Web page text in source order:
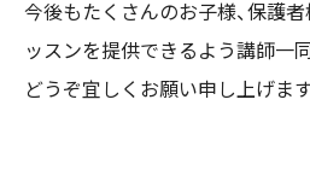
今後もたくさんのお子様、保護
ッスンを提供できるよう講師一
どうぞ宜しくお願い申し上げます